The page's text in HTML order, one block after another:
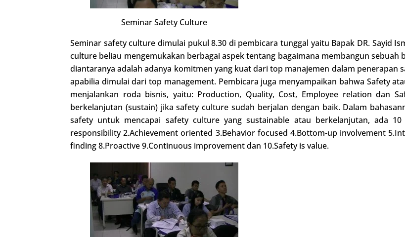
Seminar Safety Culture
Seminar safety culture dimulai pukul 8.30 di pembicara tunggal yaitu Bapak DR. Sayid
culture beliau mengemukakan berbagai aspek tentang bagaimana membangun sebuah
diantaranya adalah adanya komitmen yang kuat dari top manajemen dalam penerapan
apabilia dimulai dari top management. Pembicara juga menyampaikan bahwa Safety
menjalankan roda bisnis, yaitu: Production, Quality, Cost, Employee relation dan
berkelanjutan (sustain) jika safety culture sudah berjalan dengan baik. Dalam
safety untuk mencapai safety culture yang sustainable atau berkelanjutan, ada
responsibility 2.Achievement oriented 3.Behavior focused 4.Bottom-up involvement
finding 8.Proactive 9.Continuous improvement dan 10.Safety is value.